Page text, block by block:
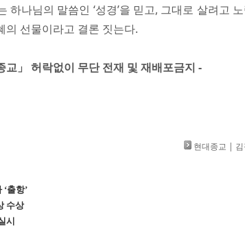
하나님의 말씀인 ‘성경’을 믿고, 그대로 살려고
의 선물이라고 결론 짓는다.
」 허락없이 무단 전재 및 재배포금지 -
현대종교 | 김
출항’
수상
시